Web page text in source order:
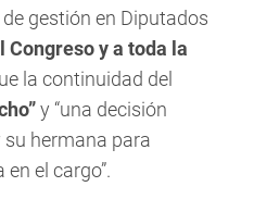
gestión en Diputados
y a toda la
la continuidad del
y “una decisión
hermana para
el cargo”.